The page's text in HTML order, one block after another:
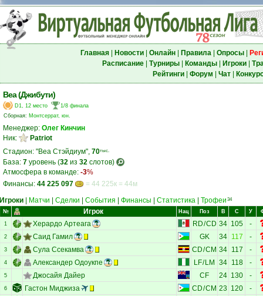
Главная| Новости| Онлайн| Правила| Опросы|
Расписание| Турниры| Команды| Игроки|
Рейтинги| Форум Чат|
Веа (Джибути)
D1, 12 место
1/8 финала
Сборная: Монтсеррат, юн.
Менеджер: Олег Кинчин
Ник:
Patriot
Стадион: "Веа Стэйдиум", 70тыс.
База: 7 уровень (32 из 32 слотов)
Атмосфера в команде: -3%
Финансы: 44 225 097 = 44 225к = 44м
Игроки Матчи Сделки События Финансы Статистика Трофеи 34
№ Игрок Нац Поз В С У
1 Херардо Артеага RD/CD 34 105 -
2 Саид Гамил GK 34 117 -
3 Сула Ссекамва CD/CM 34 117 -
4 Александер Одоукпе LF/ LM 34 118 -
5 Джосайя Дайер CF 24 130 -
6 Гастон Миджиза CD/CM 23 120 -